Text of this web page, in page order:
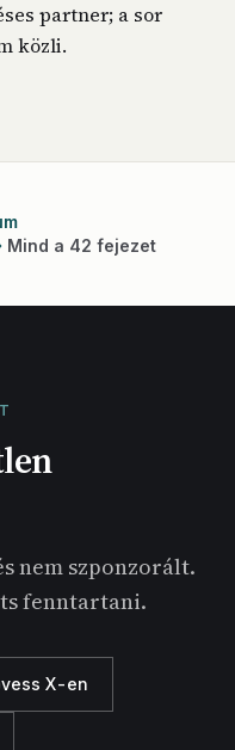
partner; a sor
közli.
Mind a 42 fejezet
nem szponzorált.
fenntartani.
X-en